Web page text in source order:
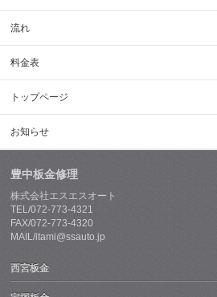
流れ
料金表
トップページ
お知らせ
豊中板金修理
株式会社エスエスオート
TEL/072-773-4321
FAX/072-773-4320
MAIL/itami@ssauto.jp
西宮板金